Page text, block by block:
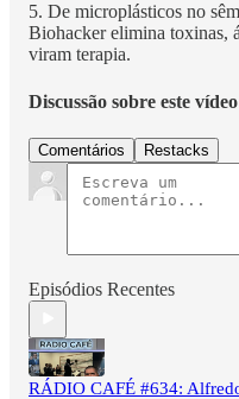
5. De microplásticos no
Biohacker elimina toxinas,
viram terapia.
Discussão sobre este vídeo
Comentários Restacks
Episódios Recentes
RÁDIO CAFÉ #634: